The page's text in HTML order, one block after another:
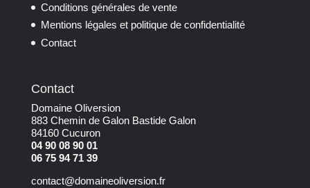
Conditions générales de vente
Mentions légales et politique de confidentialité
Contact
Contact
Domaine Oliversion
883 Chemin de Galon Bastide Galon
84160 Cucuron
04 90 08 90 01
06 75 94 71 39
contact@domaineoliversion.fr